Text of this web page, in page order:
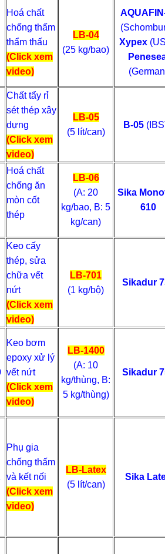
Hoá chất
chống thấm
thẩm thấu
(Click xem
video)
LB-04
(25 kg/bao)
Xypex
Chất tẩy rỉ
sét thép xây
dựng
(Click xem
video)
LB-05
(5 lít/can)
B-05
Hoá chất
chống ăn
mòn cốt
thép
LB-06
(A: 20
kg/bao, B: 5
kg/can)
Sika
610
Keo cấy
thép, sửa
chữa vết
nứt
(Click xem
video)
LB-701
(1 kg/bộ)
Sikadur
Keo bơm
epoxy xử lý
vết nứt
(Click xem
video)
LB-1400
(A: 10
kg/thùng, B:
5 kg/thùng)
Sikadur
Phụ gia
chống thấm
và kết nối
(Click xem
video)
LB-Latex
(5 lít/can)
Sika